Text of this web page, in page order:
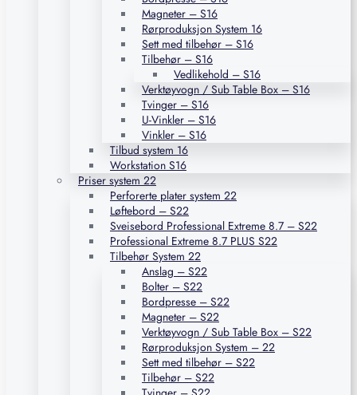
Magneter – S16
Rørproduksjon System 16
Sett med tilbehør – S16
Tilbehør – S16
Vedlikehold – S16
Verktøyvogn / Sub Table Box – S16
Tvinger – S16
U-Vinkler – S16
Vinkler – S16
Tilbud system 16
Workstation S16
Priser system 22
Perforerte plater system 22
Løftebord – S22
Sveisebord Professional Extreme 8.7 – S22
Professional Extreme 8.7 PLUS S22
Tilbehør System 22
Anslag – S22
Bolter – S22
Bordpresse – S22
Magneter – S22
Verktøyvogn / Sub Table Box – S22
Rørproduksjon System – 22
Sett med tilbehør – S22
Tilbehør – S22